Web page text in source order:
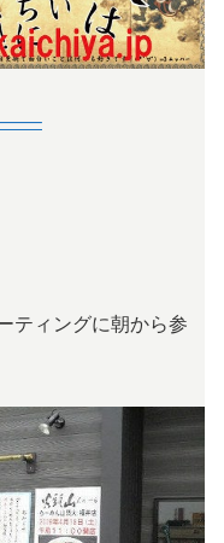
ティングに朝から参